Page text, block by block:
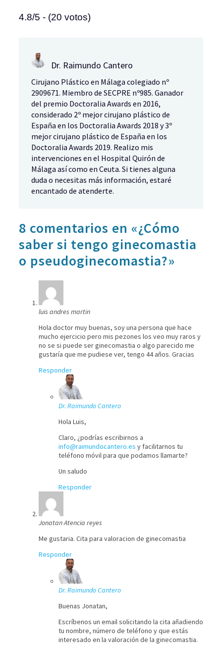
4.8/5 - (20 votos)
Dr. Raimundo Cantero
Cirujano Plástico en Málaga colegiado nº
2909671. Miembro de SECPRE nº985. Ganador
del premio Doctoralia Awards en 2016,
considerado 2º mejor cirujano plástico de
España en los Doctoralia Awards 2018 y 3º
mejor cirujano plástico de España en los
Doctoralia Awards 2019. Realizo mis
intervenciones en el Hospital Quirón de
Málaga así como en Ceuta. Si tienes alguna
duda o necesitas más información, estaré
encantado de atenderte.
8 comentarios en «¿Cómo
saber si tengo ginecomastia
o pseudoginecomastia?»
luis andres martin
Hola doctor muy buenas, soy una persona que hace
mucho ejercicio pero mis pezones los veo muy raros y
no se si puede ser ginecomastia o algo parecido me
gustaría que me pudiese ver, tengo 44 años. Gracias
Responder
Dr. Raimundo Cantero
Hola Luis,
Claro, ¿podrías escribirnos a
info@raimundocantero.es y facilitarnos tu
teléfono móvil para que podamos llamarte?
Un saludo
Responder
Jonatan Atencia reyes
Me gustaria. Cita para valoracion de ginecomastia
Responder
Dr. Raimundo Cantero
Buenas Jonatan,
Escríbenos un email solicitando la cita añadiendo
tu nombre, número de teléfono y que estás
interesado en la valoración de la ginecomastia.